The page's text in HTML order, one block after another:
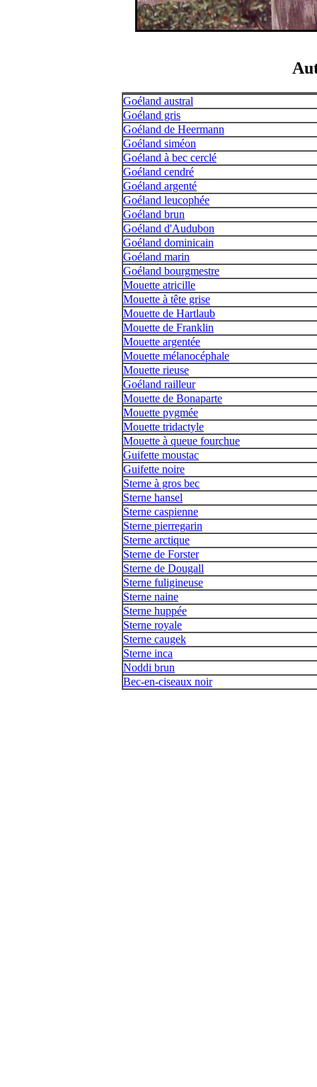
Goéland austral
Goéland gris
Goéland de Heermann
Goéland siméon
Goéland à bec cerclé
Goéland cendré
Goéland argenté
Goéland leucophée
Goéland brun
Goéland d'Audubon
Goéland dominicain
Goéland marin
Goéland bourgmestre
Mouette atricille
Mouette à tête grise
Mouette de Hartlaub
Mouette de Franklin
Mouette argentée
Mouette mélanocéphale
Mouette rieuse
Goéland railleur
Mouette de Bonaparte
Mouette pygmée
Mouette tridactyle
Mouette à queue fourchue
Guifette moustac
Guifette noire
Sterne à gros bec
Sterne hansel
Sterne caspienne
Sterne pierregarin
Sterne arctique
Sterne de Forster
Sterne de Dougall
Sterne fuligineuse
Sterne naine
Sterne huppée
Sterne royale
Sterne caugek
Sterne inca
Noddi brun
Bec-en-ciseaux noir